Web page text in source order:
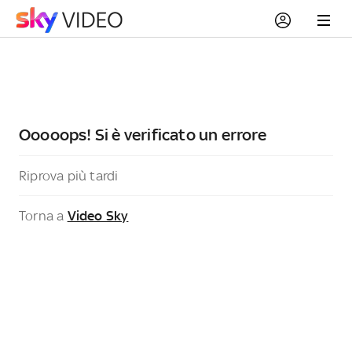
Ooooops! Si è verificato un errore
Riprova più tardi
Torna a Video Sky